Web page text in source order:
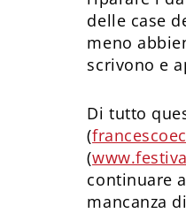
delle case
meno
scrivono e
Di tutto
(
(
continuare
mancanza